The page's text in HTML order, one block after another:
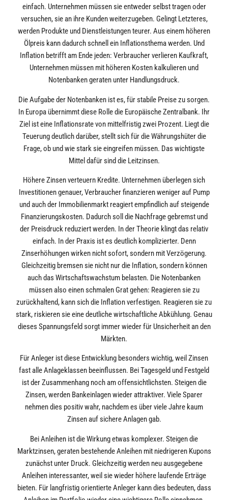
einfach. Unternehmen müssen sie entweder selbst tragen oder
versuchen, sie an ihre Kunden weiterzugeben. Gelingt Letzteres,
werden Produkte und Dienstleistungen teurer. Aus einem höheren
Ölpreis kann dadurch schnell ein Inflationsthema werden. Und
Inflation betrifft am Ende jeden: Verbraucher verlieren Kaufkraft,
Unternehmen müssen mit höheren Kosten kalkulieren und
Notenbanken geraten unter Handlungsdruck.
Die Aufgabe der Notenbanken ist es, für stabile Preise zu sorgen.
In Europa übernimmt diese Rolle die Europäische Zentralbank. Ihr
Ziel ist eine Inflationsrate von mittelfristig zwei Prozent. Liegt die
Teuerung deutlich darüber, stellt sich für die Währungshüter die
Frage, ob und wie stark sie eingreifen müssen. Das wichtigste
Mittel dafür sind die Leitzinsen.
Höhere Zinsen verteuern Kredite. Unternehmen überlegen sich
Investitionen genauer, Verbraucher finanzieren weniger auf Pump
und auch der Immobilienmarkt reagiert empfindlich auf steigende
Finanzierungskosten. Dadurch soll die Nachfrage gebremst und
der Preisdruck reduziert werden. In der Theorie klingt das relativ
einfach. In der Praxis ist es deutlich komplizierter. Denn
Zinserhöhungen wirken nicht sofort, sondern mit Verzögerung.
Gleichzeitig bremsen sie nicht nur die Inflation, sondern können
auch das Wirtschaftswachstum belasten. Die Notenbanken
müssen also einen schmalen Grat gehen: Reagieren sie zu
zurückhaltend, kann sich die Inflation verfestigen. Reagieren sie zu
stark, riskieren sie eine deutliche wirtschaftliche Abkühlung. Genau
dieses Spannungsfeld sorgt immer wieder für Unsicherheit an den
Märkten.
Für Anleger ist diese Entwicklung besonders wichtig, weil Zinsen
fast alle Anlageklassen beeinflussen. Bei Tagesgeld und Festgeld
ist der Zusammenhang noch am offensichtlichsten. Steigen die
Zinsen, werden Bankeinlagen wieder attraktiver. Viele Sparer
nehmen dies positiv wahr, nachdem es über viele Jahre kaum
Zinsen auf sichere Anlagen gab.
Bei Anleihen ist die Wirkung etwas komplexer. Steigen die
Marktzinsen, geraten bestehende Anleihen mit niedrigeren Kupons
zunächst unter Druck. Gleichzeitig werden neu ausgegebene
Anleihen interessanter, weil sie wieder höhere laufende Erträge
bieten. Für langfristig orientierte Anleger kann dies bedeuten, dass